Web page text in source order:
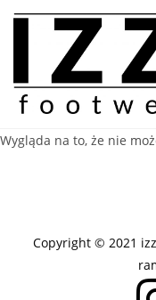
Wygląda na to, że nie
Copyright © 2021